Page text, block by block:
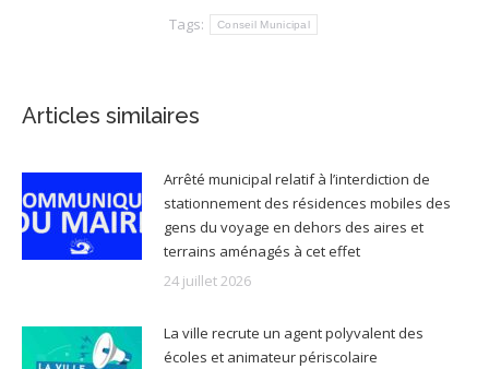
Tags:
Conseil Municipal
Articles similaires
Arrêté municipal relatif à l’interdiction de
stationnement des résidences mobiles des
gens du voyage en dehors des aires et
terrains aménagés à cet effet
24 juillet 2026
La ville recrute un agent polyvalent des
écoles et animateur périscolaire